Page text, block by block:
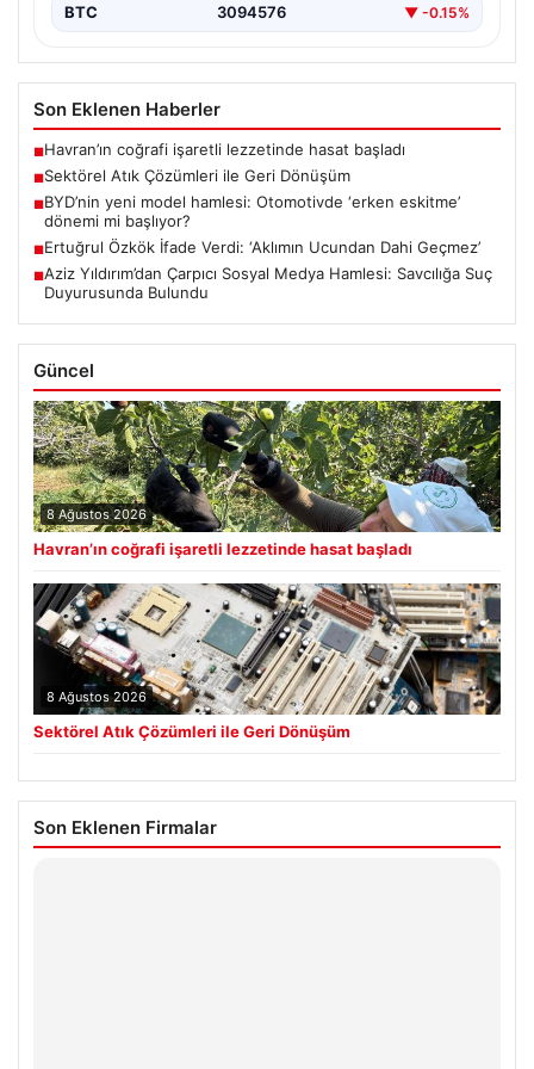
BTC 3094576 ▼ -0.15%
Son Eklenen Haberler
■Havran’ın coğrafi işaretli lezzetinde hasat başladı
■Sektörel Atık Çözümleri ile Geri Dönüşüm
■BYD’nin yeni model hamlesi: Otomotivde ‘erken eskitme’
dönemi mi başlıyor?
■Ertuğrul Özkök İfade Verdi: ‘Aklımın Ucundan Dahi Geçmez’
■Aziz Yıldırım’dan Çarpıcı Sosyal Medya Hamlesi: Savcılığa Suç
Duyurusunda Bulundu
Güncel
8 Ağustos 2026
Havran’ın coğrafi işaretli lezzetinde hasat başladı
8 Ağustos 2026
Sektörel Atık Çözümleri ile Geri Dönüşüm
Son Eklenen Firmalar